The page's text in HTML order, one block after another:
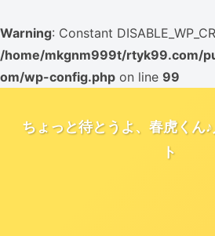
Warning: Constant
/home/mkgnm999t/rtyk99.com/
om/wp-config.php on line 99
ちょっと待とうよ、春虎くん
ト